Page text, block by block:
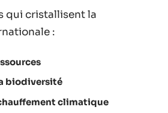
qui cristallisent la
:
biodiversité
climatique